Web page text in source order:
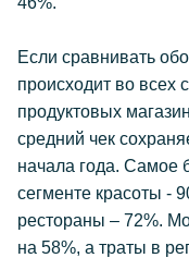
Если сравнивать
происходит во всех
продуктовых
средний чек
начала года. Самое
сегменте красоты -
рестораны – 72%.
на 58%, а траты в